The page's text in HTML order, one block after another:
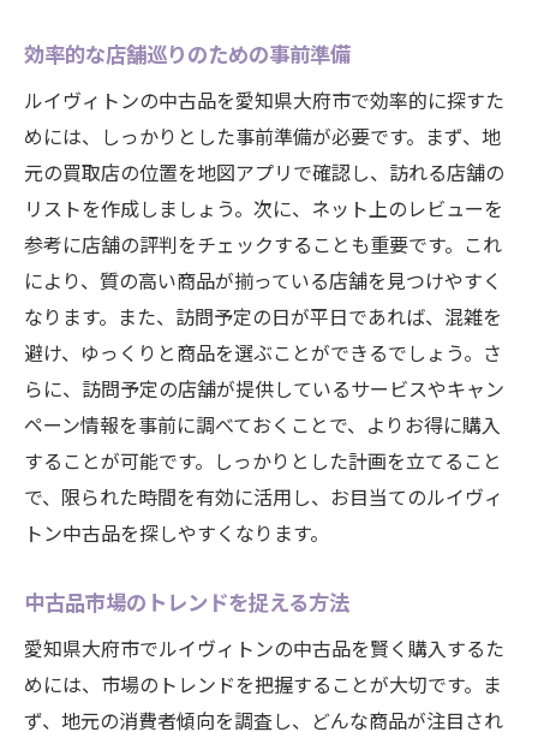
成功したショッピングストーリーの共有
初心者でも安心の購入アドバイス
地元のコミュニティを活用した情報収集
購入後に得られる満足感とは
効率的な店舗巡りのための事前準備
ルイヴィトンの中古品を愛知県大府市で効率的に探すた
めには、しっかりとした事前準備が必要です。まず、地
元の買取店の位置を地図アプリで確認し、訪れる店舗の
リストを作成しましょう。次に、ネット上のレビューを
参考に店舗の評判をチェックすることも重要です。これ
により、質の高い商品が揃っている店舗を見つけやすく
なります。また、訪問予定の日が平日であれば、混雑を
避け、ゆっくりと商品を選ぶことができるでしょう。さ
らに、訪問予定の店舗が提供しているサービスやキャン
ペーン情報を事前に調べておくことで、よりお得に購入
することが可能です。しっかりとした計画を立てること
で、限られた時間を有効に活用し、お目当てのルイヴィ
トン中古品を探しやすくなります。
中古品市場のトレンドを捉える方法
愛知県大府市でルイヴィトンの中古品を賢く購入するた
めには、市場のトレンドを把握することが大切です。ま
ず、地元の消費者傾向を調査し、どんな商品が注目され